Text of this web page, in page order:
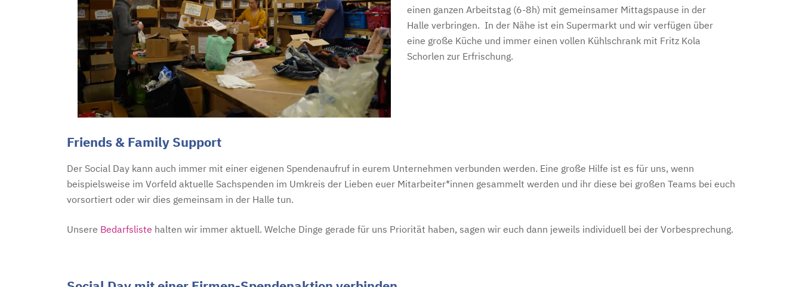
einen ganzen Arbeitstag (6-8h) mit gemeinsamer Mittagspause in der
Halle verbringen. In der Nähe ist ein Supermarkt und wir verfügen über
eine große Küche und immer einen vollen Kühlschrank mit Fritz Kola
Schorlen zur Erfrischung.
Friends & Family Support
Der Social Day kann auch immer mit einer eigenen Spendenaufruf in eurem Unternehmen verbunden werden. Eine große Hilfe ist es für uns, wenn
beispielsweise im Vorfeld aktuelle Sachspenden im Umkreis der Lieben euer Mitarbeiter*innen gesammelt werden und ihr diese bei großen Teams bei euch
vorsortiert oder wir dies gemeinsam in der Halle tun.
Unsere Bedarfsliste halten wir immer aktuell. Welche Dinge gerade für uns Priorität haben, sagen wir euch dann jeweils individuell bei der Vorbesprechung.